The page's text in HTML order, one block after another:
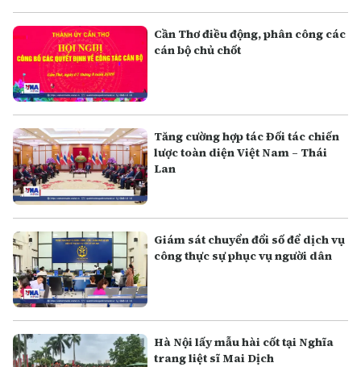
Cần Thơ điều động, phân công các
cán bộ chủ chốt
Tăng cường hợp tác Đối tác chiến
lược toàn diện Việt Nam – Thái
Lan
Giám sát chuyển đổi số để dịch vụ
công thực sự phục vụ người dân
Hà Nội lấy mẫu hài cốt tại Nghĩa
trang liệt sĩ Mai Dịch